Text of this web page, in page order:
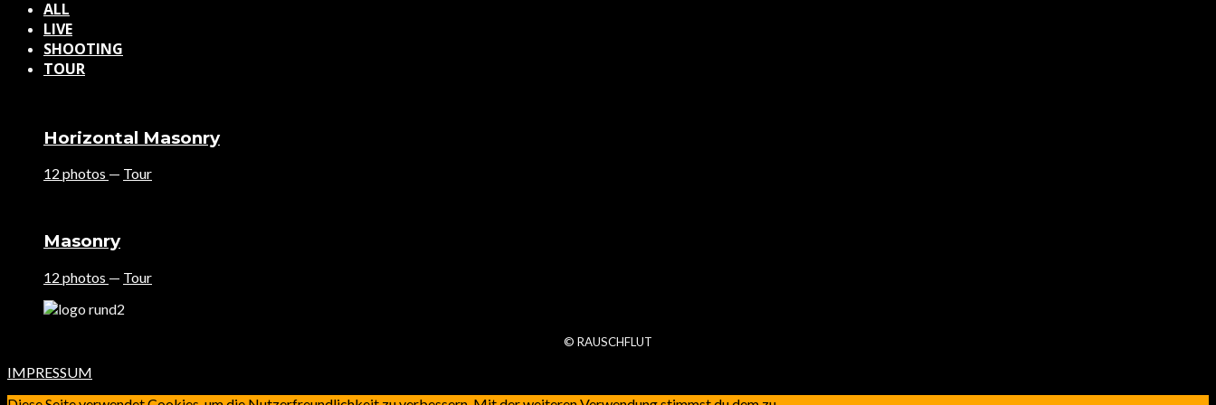
ALL
LIVE
SHOOTING
TOUR
Horizontal Masonry
12 photos — Tour
Masonry
12 photos — Tour
© RAUSCHFLUT
IMPRESSUM